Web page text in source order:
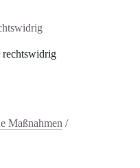
rechtswidrig
Maßnahmen /